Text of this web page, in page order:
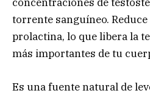
concentraciones de
torrente sanguíneo.
prolactina, lo que libera la
más importantes de tu
Es una fuente natural de